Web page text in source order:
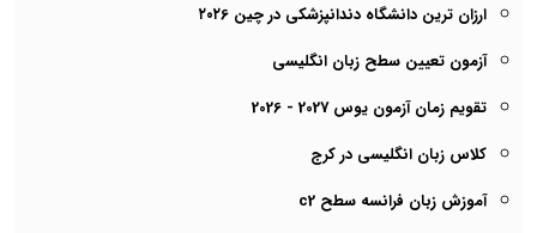
ارزان ترین دانشگاه دندانپزشکی در چین ۲۰۲6
آزمون تعیین سطح زبان انگلیسی
تقویم زمان آزمون یوس 2027 - 2026
کلاس زبان انگلیسی در کرج
آموزش زبان فرانسه سطح c2